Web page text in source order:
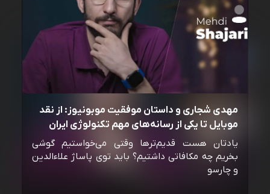
مهدی شجاری و داستان موفقیت موبونیوز: از نقد
موبایل تا یکی از رسانه‌‌های مهم تکنولوژی ایران
یادتان هست قدیم‌ترها وقتی می‌خواستیم گوشی
بخریم چه مکافاتی داشتیم؟ باید توی پاساژ علاءالدین
و چارسو